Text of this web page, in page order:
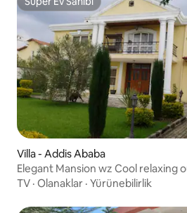
Süper Ev Sahibi
Villa - Addis Ababa
Elegant Mansion wz Cool relaxing
TV · Olanaklar · Yürünebilirlik